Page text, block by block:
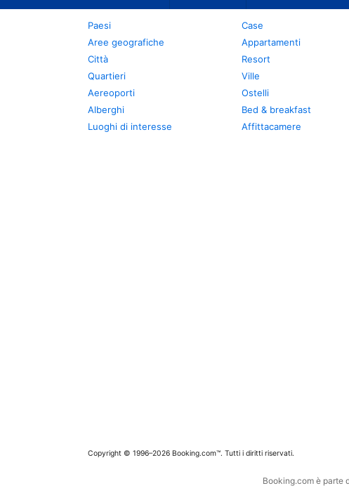
Paesi
Aree geografiche
Città
Quartieri
Aereoporti
Alberghi
Luoghi di interesse
Case
Appartamenti
Resort
Ville
Ostelli
Bed & breakfast
Affittacamere
Copyright © 1996–2026 Booking.com™. Tutti i diritti riservati.
Booking.com è parte